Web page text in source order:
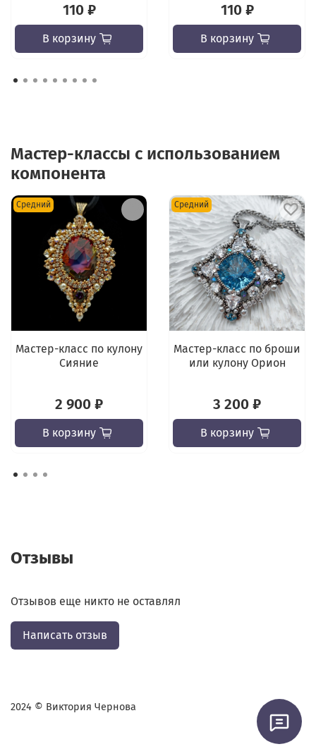
110 ₽
В корзину
110 ₽
В корзину
Мастер-классы с использованием
компонента
Средний
Мастер-класс по кулону
Сияние
2 900 ₽
В корзину
Средний
Мастер-класс по броши
или кулону Орион
3 200 ₽
В корзину
Отзывы
Отзывов еще никто не оставлял
Написать отзыв
2024 © Виктория Чернова